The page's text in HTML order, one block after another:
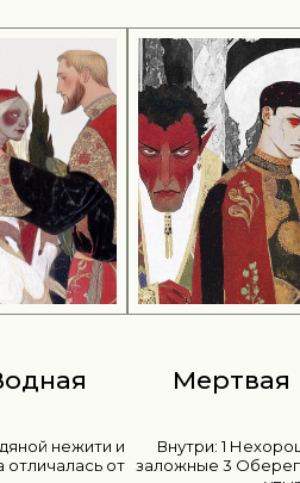
2 Кто такие
мертвецов:
Истории
Женсоветы,
сплетни,